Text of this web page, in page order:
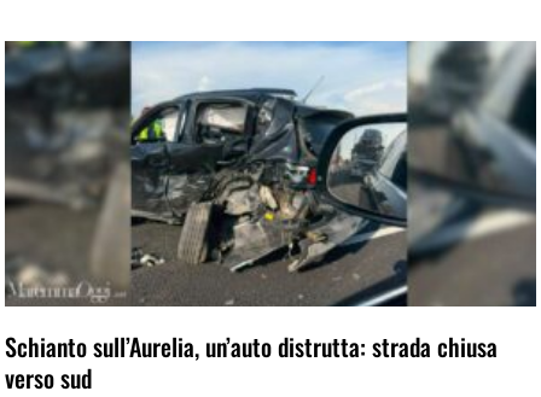
Schianto sull’Aurelia, un’auto distrutta: strada chiusa
verso sud